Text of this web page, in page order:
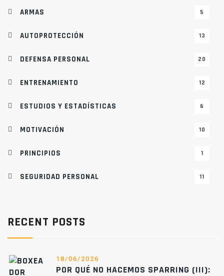
ARMAS 5
AUTOPROTECCIÓN 13
DEFENSA PERSONAL 20
ENTRENAMIENTO 12
ESTUDIOS Y ESTADÍSTICAS 6
MOTIVACIÓN 10
PRINCIPIOS 1
SEGURIDAD PERSONAL 11
RECENT POSTS
18/06/2026
POR QUÉ NO HACEMOS SPARRING (III):